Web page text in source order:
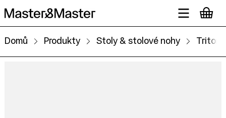
Domů Produkty Stoly & stolové nohy Triton